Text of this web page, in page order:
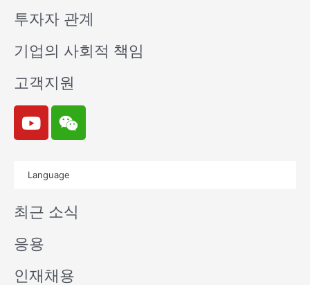
투자자 관계
기업의 사회적 책임
고객지원
Y
o
u
e
W
e
i
n
Language
최근 소식
응용
인재채용